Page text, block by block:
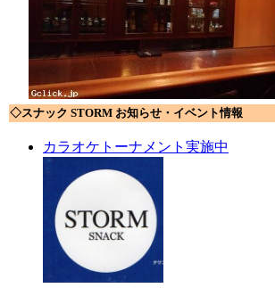
◇スナック STORM お知らせ・イベント情報
カラオケトーナメント実施中